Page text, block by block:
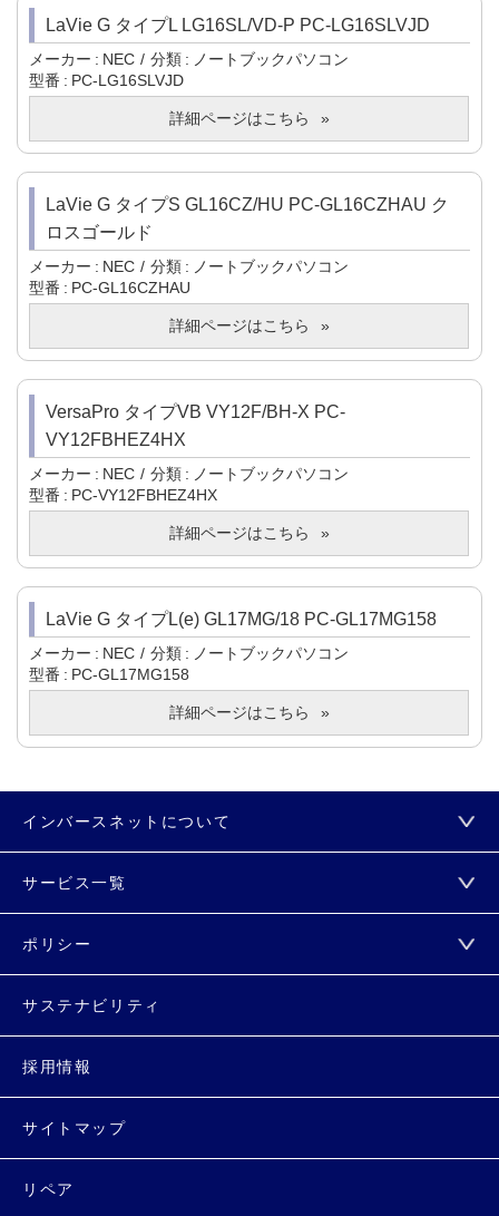
LaVie G タイプL LG16SL/VD-P PC-LG16SLVJD
メーカー NEC 分類
ノートブックパソコン
型番
PC-LG16SLVJD
詳細ページはこちら
LaVie G タイプS GL16CZ/HU PC-GL16CZHAU ク
ロスゴールド
メーカー NEC 分類
ノートブックパソコン
型番
PC-GL16CZHAU
詳細ページはこちら
VersaPro タイプVB VY12F/BH-X PC-
VY12FBHEZ4HX
メーカー NEC 分類
ノートブックパソコン
型番
PC-VY12FBHEZ4HX
詳細ページはこちら
LaVie G タイプL(e) GL17MG/18 PC-GL17MG158
メーカー NEC 分類
ノートブックパソコン
型番
PC-GL17MG158
詳細ページはこちら
インバースネットについて
サービス一覧
ポリシー
サステナビリティ
採用情報
サイトマップ
リペア